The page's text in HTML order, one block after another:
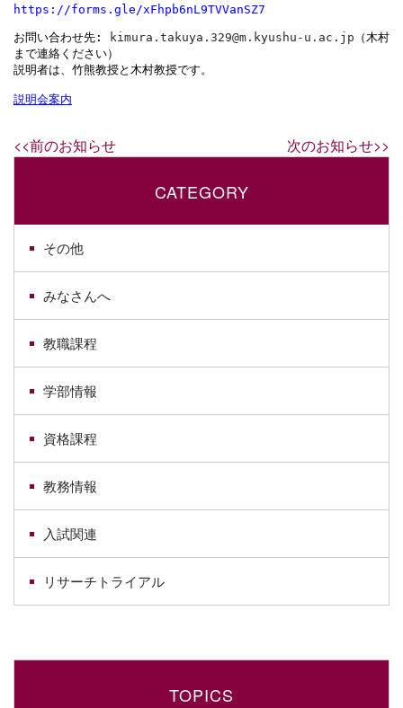
https://forms.gle/xFhpb6nL9TVVanSZ7
お問い合わせ先: kimura.takuya.329@m.kyushu-u.ac.jp （木村
まで連絡ください）
説明者は、竹熊教授と木村教授です。
説明会案内
<<前のお知らせ 次のお知らせ>>
CATEGORY
その他
みなさんへ
教職課程
学部情報
資格課程
教務情報
入試関連
リサーチトライアル
TOPICS